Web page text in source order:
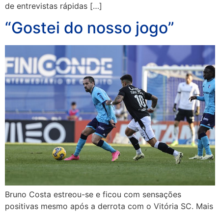
de entrevistas rápidas […]
“Gostei do nosso jogo”
Bruno Costa estreou-se e ficou com sensações
positivas mesmo após a derrota com o Vitória SC. Mais